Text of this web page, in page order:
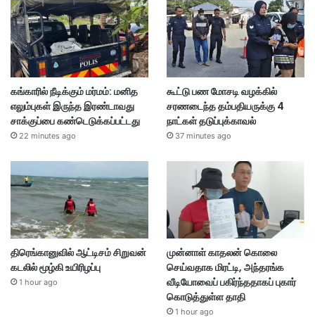
கங்காரில் நீடிக்கும் மர்மம்: மனித
எலும்புகள் இருந்த இரண்டாவது
சாக்குப்பை கண்டெடுக்கப்பட்டது
22 minutes ago
கூட்டு பண மோசடி வழக்கில்
சரணடைந்த தம்பதியருக்கு 4
நாட்கள் தடுப்புக்காவல்
37 minutes ago
திரெங்கானுவில் ஆட்டிசம் சிறுவன்
கடலில் மூழ்கி உயிரிழப்பு
1 hour ago
முன்னாள் காதலன் கொலை
செய்வதாக மிரட்டி, அந்தரங்க
வீடியோவைப் பகிர்ந்ததாகப் புகார்
கொடுத்துள்ள தாதி
1 hour ago